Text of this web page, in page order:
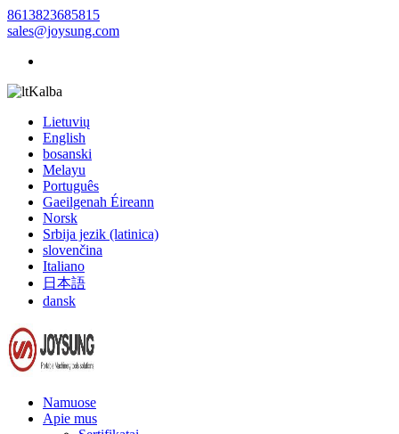
8613823685815
sales@joysung.com
Kalba
Lietuvių
English
bosanski
Melayu
Português
Gaeilgenah Éireann
Norsk
Srbija jezik (latinica)
slovenčina
Italiano
日本語
dansk
Namuose
Apie mus